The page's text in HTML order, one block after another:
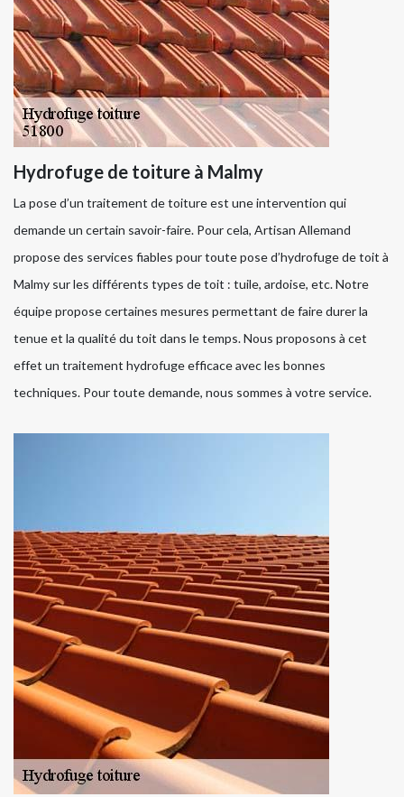
Hydrofuge de toiture à Malmy
La pose d’un traitement de toiture est une intervention qui
demande un certain savoir-faire. Pour cela, Artisan Allemand
propose des services fiables pour toute pose d’hydrofuge de toit à
Malmy sur les différents types de toit : tuile, ardoise, etc. Notre
équipe propose certaines mesures permettant de faire durer la
tenue et la qualité du toit dans le temps. Nous proposons à cet
effet un traitement hydrofuge efficace avec les bonnes
techniques. Pour toute demande, nous sommes à votre service.